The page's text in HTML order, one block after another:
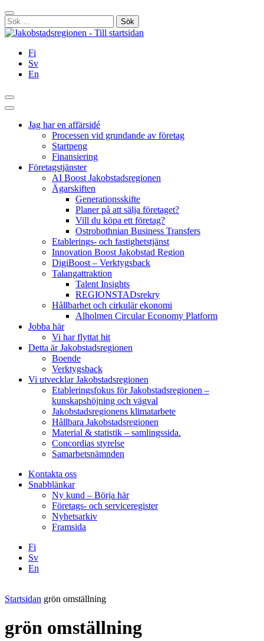
Hoppa
till
innehållet
Stäng
Sök
efter:
Fi
Sv
En
Sök
Huvudmeny
Jag har en affärsidé
Processen vid grundande av företag
Startpeng
Finansiering
Företagstjänster
AI Boost Jakobstadsregionen
Ägarskiften
Generationsskifte
Planer på att sälja företaget?
Vill du köpa ett företag?
Ostrobothnian Business Transfers
Etablerings- och fastighetstjänst
Innovation Boost Jakobstad Region
DigiBoost – Verktygsback
Talangattraktion
Talent Insights
REGIONSTADsrekry
Hållbarhet och cirkulär ekonomi
Alholmen Circular Economy Platform
Jobba här
Vi har flyttat hit
Detta är Jakobstadsregionen
Boende
Verktygsback
Vi utvecklar Jakobstadsregionen
Etableringsfokus för Jakobstadsregionen –
kunskapshöjning och vägval
Jakobstadsregionens klimatarbete
Hållbara Jakobstadsregionen
Material & statistik – samlingssida.
Concordias styrelse
Samarbetsnämnden
Kontakta oss
Snabblänkar
Ny kund – Börja här
Företags- och serviceregister
Nyhetsarkiv
Framsida
Fi
Sv
En
Startsidan grön omställning
grön omställning